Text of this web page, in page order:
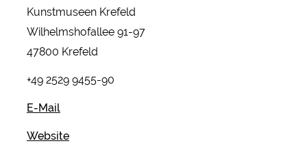
Kunstmuseen Krefeld
Wilhelmshofallee 91-97
47800 Krefeld
+49 2529 9455-90
E-Mail
Website